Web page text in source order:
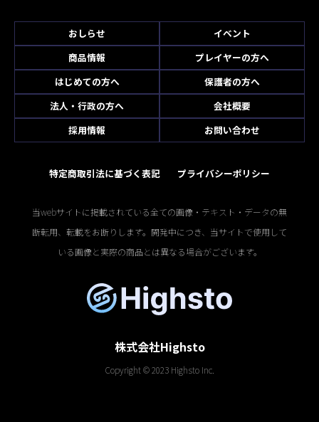
おしらせ
イベント
商品情報
プレイヤーの方へ
はじめての方へ
保護者の方へ
法人・行政の方へ
会社概要
採用情報
お問い合わせ
特定商取引法に基づく表記 プライバシーポリシー
当webサイトに掲載されている全ての画像・テキスト・データの無
断転用、転載をお断りします。開発中につき、当サイトで使用して
いる画像と実際の商品とは異なる場合がございます。
株式会社Highsto
Copyright © 2023 Highsto Inc.